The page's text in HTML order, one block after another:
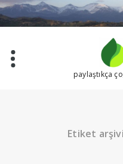
İçeriğe
geç
paylaştıkça
Etiket